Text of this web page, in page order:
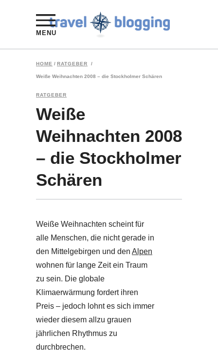
MENU
HOME / RATGEBER /
Weiße Weihnachten 2008 – die Stockholmer Schären
RATGEBER
Weiße
Weihnachten 2008
– die Stockholmer
Schären
Weiße Weihnachten scheint für
alle Menschen, die nicht gerade in
den Mittelgebirgen und den Alpen
wohnen für lange Zeit ein Traum
zu sein. Die globale
Klimaerwärmung fordert ihren
Preis – jedoch lohnt es sich immer
wieder diesem allzu grauen
jährlichen Rhythmus zu
durchbrechen.